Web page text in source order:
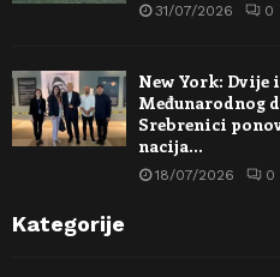
31/07/2026 0
New York: Dvije
Međunarodnog
Srebrenici
nacija…
18/07/2026 0
Kategorije